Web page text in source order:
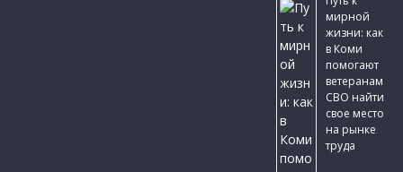
мирной
жизни: как
в Коми
помогают
ветеранам
СВО найти
свое место
на рынке
труда